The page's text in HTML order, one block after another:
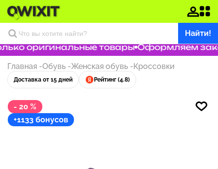
Найти!
оригинальные товары Оформляем
Главная -Обувь -Женская обувь -Кроссовки
Доставка от 15 дней Рейтинг (4.8)
- 20 %
+1133 бонусов